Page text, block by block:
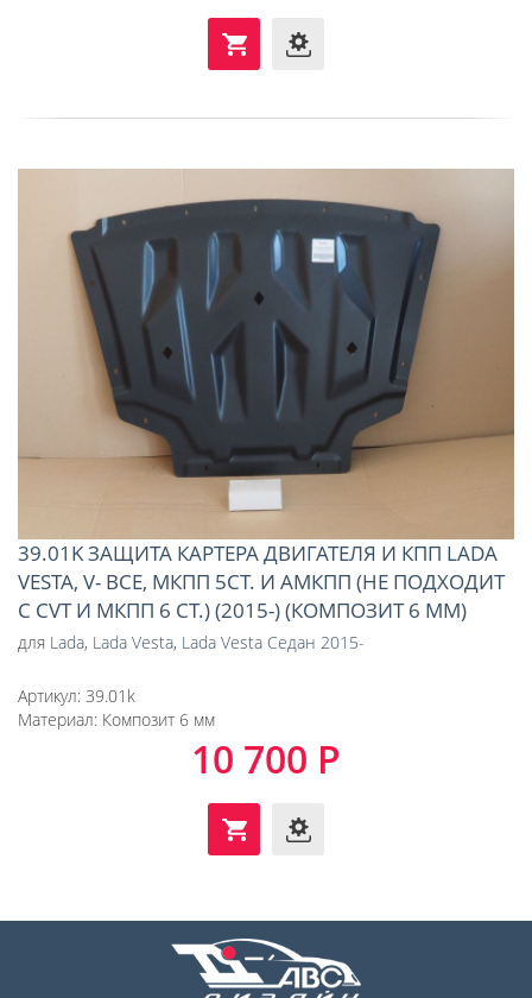
39.01K ЗАЩИТА КАРТЕРА ДВИГАТЕЛЯ И КПП LADA
VESTA, V- ВСЕ, МКПП 5СТ. И АМКПП (НЕ ПОДХОДИТ
С CVT И МКПП 6 СТ.) (2015-) (КОМПОЗИТ 6 ММ)
для Lada, Lada Vesta, Lada Vesta Седан 2015-
Артикул: 39.01k
Материал: Композит 6 мм
10 700 Р